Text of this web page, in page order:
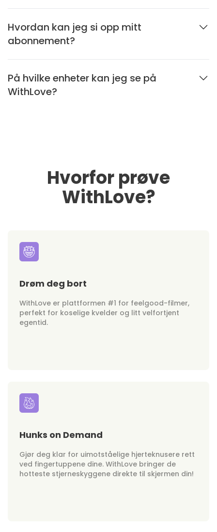
Hvordan kan jeg si opp mitt
abonnement?
På hvilke enheter kan jeg se på
WithLove?
Hvorfor prøve
WithLove?
Drøm deg bort
WithLove er plattformen #1 for feelgood-filmer,
perfekt for koselige kvelder og litt velfortjent
egentid.
Hunks on Demand
Gjør deg klar for uimotståelige hjerteknusere rett
ved fingertuppene dine. WithLove bringer de
hotteste stjerneskyggene direkte til skjermen din!